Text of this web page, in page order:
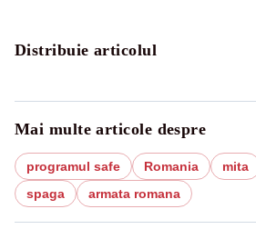
Distribuie articolul
Mai multe articole despre
programul safe Romania mita
spaga
armata romana